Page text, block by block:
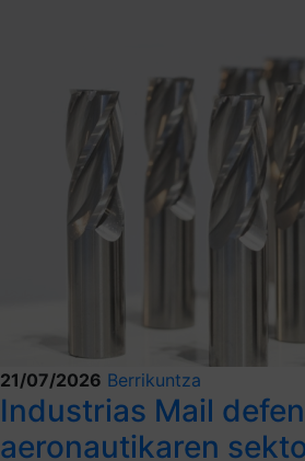
21/07/2026 Berrikuntza
Industrias Mail
aeronautikaren